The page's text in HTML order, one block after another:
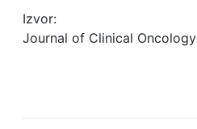
Izvor:
Journal of Clinical Oncology